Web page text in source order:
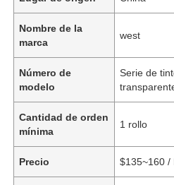
Nombre de la
marca
west
Número de
modelo
Serie de
Cantidad de orden
mínima
1 rollo
Precio $135~160 /